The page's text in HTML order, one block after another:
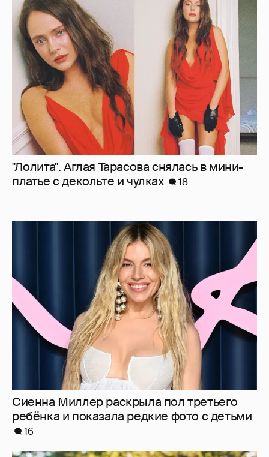
"Лолита". Аглая Тарасова снялась в мини-
платье с декольте и чулках
18
Сиенна Миллер раскрыла пол третьего
ребёнка и показала редкие фото с детьми